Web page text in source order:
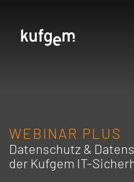
WEBINAR PLUS
Datenschutz &
der Kufgem IT-